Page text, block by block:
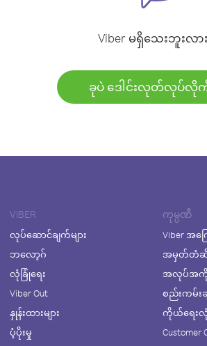
Viber မရှိသေးဘူးလာ
ခုပဲ ဒေါင်းလုတ်လုပ်လိုက်
VIBER
လုပ်ဆောင်ချက်များ
ဘလော့ဂ်
လုံခြုံရေး
Viber Out
နှုန်းထားများ
ပံ့ပိုးမှု
ကုမ္ပဏီ
Viber အကြ
အမှတ်တံဆိ
အလုပ်အကိုင်
စည်းကမ်းချ
ကိုယ်ရေးလုံ
Customer